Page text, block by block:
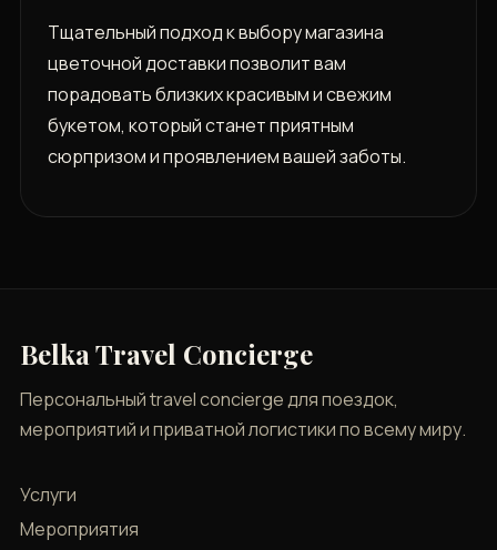
Тщательный подход к выбору магазина
цветочной доставки позволит вам
порадовать близких красивым и свежим
букетом, который станет приятным
сюрпризом и проявлением вашей заботы.
Belka Travel Concierge
Персональный travel concierge для поездок,
мероприятий и приватной логистики по всему миру.
Услуги
Мероприятия